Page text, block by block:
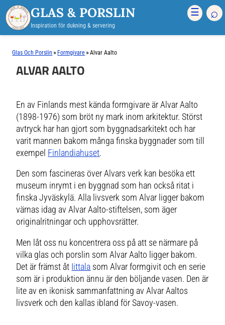
GLAS & PORSLIN
Inspiration för dukning & servering
☰ ⌕
Glas Och Porslin » Formgivare »Alvar Aalto
ALVAR AALTO
En av Finlands mest kända formgivare är Alvar Aalto
(1898-1976) som bröt ny mark inom arkitektur. Störst
avtryck har han gjort som byggnadsarkitekt och har
varit mannen bakom många finska byggnader som till
exempel Finlandiahuset.
Den som fascineras över Alvars verk kan besöka ett
museum inrymt i en byggnad som han också ritat i
finska Jyväskylä. Alla livsverk som Alvar ligger bakom
värnas idag av Alvar Aalto-stiftelsen, som äger
originalritningar och upphovsrätter.
Men låt oss nu koncentrera oss på att se närmare på
vilka glas och porslin som Alvar Aalto ligger bakom.
Det är främst åt Iittala som Alvar formgivit och en serie
som är i produktion ännu är den böljande vasen. Den är
lite av en ikonisk sammanfattning av Alvar Aaltos
livsverk och den kallas ibland för Savoy-vasen.